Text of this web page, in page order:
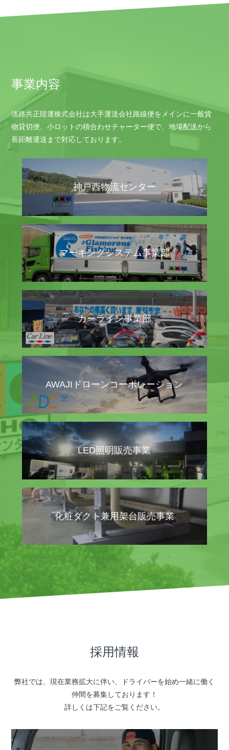
事業内容
淡路共正陸運株式会社は大手運送会社路線便をメインに一般貨
物貸切便、小ロットの積合わせチャーター便で、地場配送から
長距離運送まで対応しております。
神戸西物流センター
マーキングシステム事業部
カーライン事業部
AWAJIドローンコーポレーション
LED照明販売事業
化粧ダクト兼用架台販売事業
採用情報
弊社では、現在業務拡大に伴い、ドライバーを始め一緒に働く
仲間を募集しております！
詳しくは下記をご覧ください。